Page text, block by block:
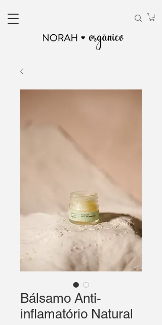
Bálsamo Anti-
inflamatório Natural